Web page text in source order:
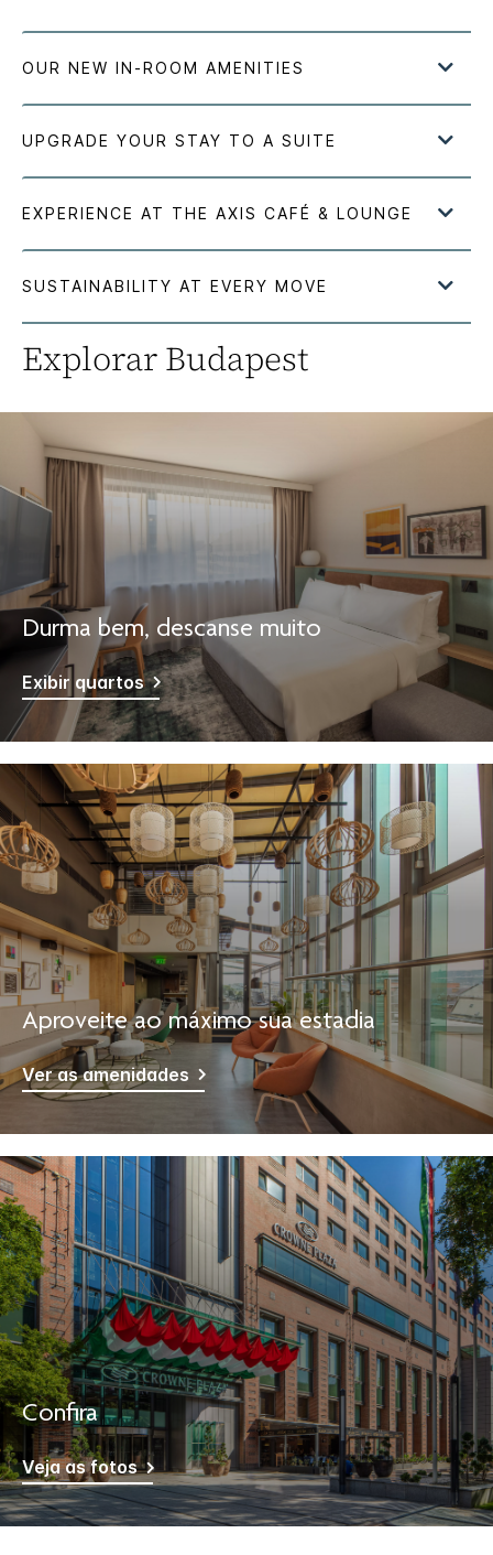
ExplorarBudapest
Durma bem, descanse muito
Exibir quartos
Aproveite ao máximo sua estadia
Ver as amenidades
Confira
Veja as fotos